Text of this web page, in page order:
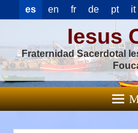
es en fr de pt it
Iesus
Fraternidad Sacerdotal